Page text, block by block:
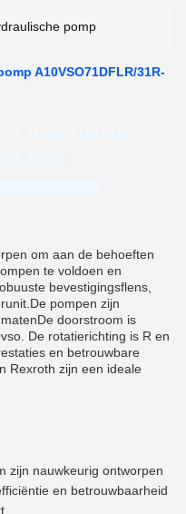
pomp
A10VSO71DFLR/31R-
om aan de behoeften
te voldoen en
bevestigingsflens,
pompen zijn
doorstroom is
De rotatierichting is R en
en betrouwbare
Rexroth zijn een ideale
zijn nauwkeurig ontworpen
en betrouwbaarheid